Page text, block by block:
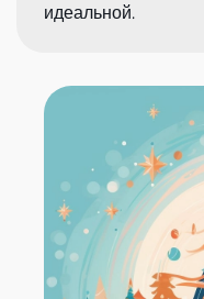
идеальной.